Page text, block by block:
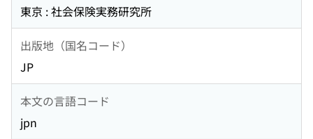
東京 : 社会保険実務研究所
出版地（国名コード）
JP
本文の言語コード
jpn